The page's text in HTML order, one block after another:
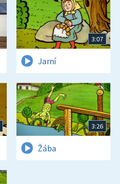
3:07
Jarní
3:26
Žába